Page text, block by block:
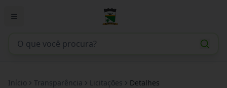
Início Transparência Licitações Detalhes